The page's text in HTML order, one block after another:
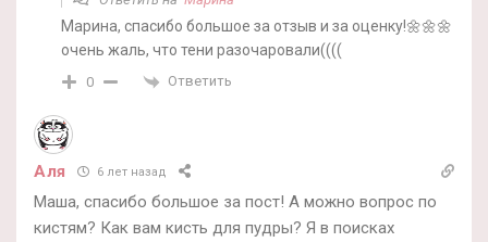
Марина, спасибо большое за отзыв и за оценку!🌼🌼🌼
очень жаль, что тени разочаровали((((
0 Ответить
Аля 6 лет назад
Маша, спасибо большое за пост! А можно вопрос по
кистям? Как вам кисть для пудры? Я в поисках